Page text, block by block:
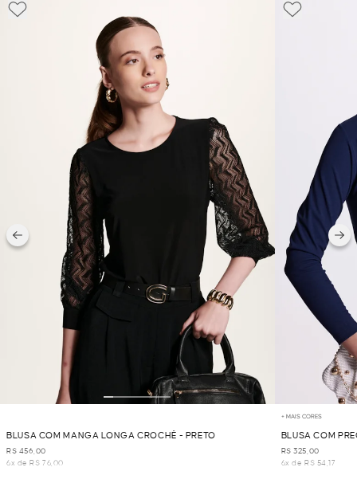
BLUSA COM MANGA LONGA CROCHÊ - PRETO
R$ 456,00
6x de R$ 76,00
+ MAIS CORES
BLUSA COM
R$ 325,00
6x de R$ 54,17